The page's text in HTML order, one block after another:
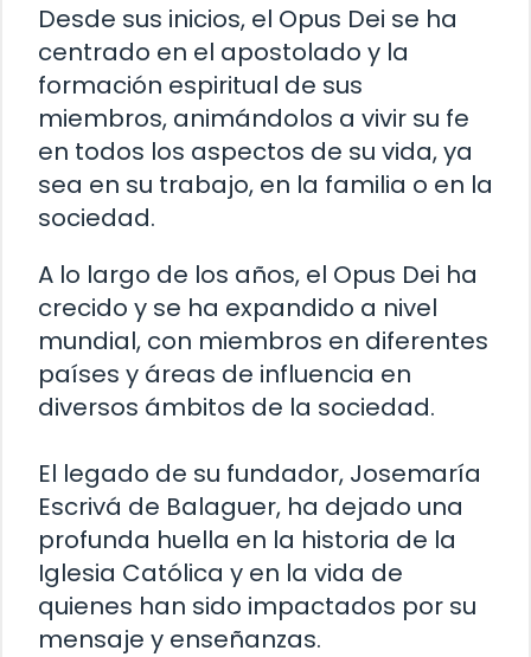
Desde sus inicios, el Opus Dei se ha
centrado en el apostolado y la
formación espiritual de sus
miembros, animándolos a vivir su fe
en todos los aspectos de su vida, ya
sea en su trabajo, en la familia o en la
sociedad.
A lo largo de los años, el Opus Dei ha
crecido y se ha expandido a nivel
mundial, con miembros en diferentes
países y áreas de influencia en
diversos ámbitos de la sociedad.
El legado de su fundador, Josemaría
Escrivá de Balaguer, ha dejado una
profunda huella en la historia de la
Iglesia Católica y en la vida de
quienes han sido impactados por su
mensaje y enseñanzas.